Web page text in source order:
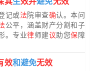
记或法院审查确认。本问
公平，涵盖财产分割和子
。专业律师建议助您保障
效和避免无效